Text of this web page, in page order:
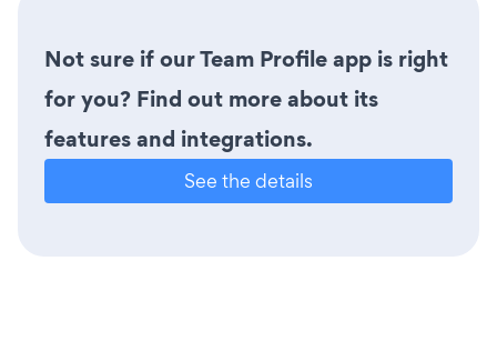
Not sure if our Team Profile app is right
for you? Find out more about its
features and integrations.
See the details